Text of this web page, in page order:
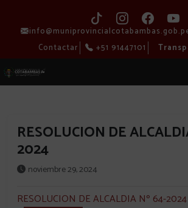
Contactar
+51 91447101
RESOLUCION DE
2024
noviembre 29, 2024
RESOLUCION DE ALCALDIA Nº 64-2024